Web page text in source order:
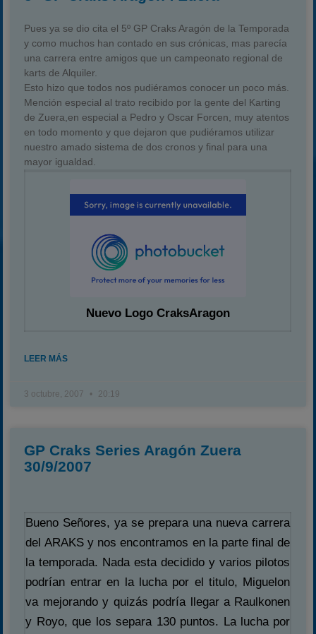
Pues ya se dio cita el 5º GP Craks Aragón de la Temporada
y como muchos han contado en sus crónicas, mas parecía
una carrera entre amigos que un campeonato regional de
karts de Alquiler.
Esto hizo que todos nos pudiéramos conocer un poco más.
Mención especial al trato recibido por la gente del Karting
de Zuera,en especial a Pedro y Oscar Forcen, muy atentos
en todo momento y que dejaron que pudiéramos utilizar
nuestro amado sistema de dos cronos y final para una
mayor igualdad.
Nuevo Logo CraksAragon
LEER MÁS
3 octubre, 2007 20:19
GP Craks Series Aragón Zuera
30/9/2007
Bueno Señores, ya se prepara una nueva carrera
del ARAKS y nos encontramos en la parte final de
la temporada. Nada esta decidido y varios pilotos
podrían entrar en la lucha por el titulo, Miguelon
va mejorando y quizás podría llegar a Raulkonen
y Royo, que los separa 130 puntos. La lucha por